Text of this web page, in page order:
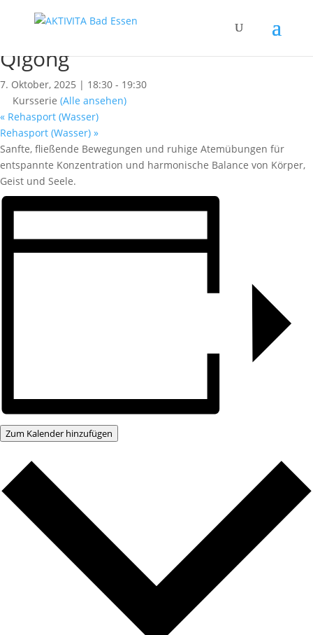
« Alle Kurse
Qigong
7. Oktober, 2025 | 18:30 - 19:30
Kursserie (Alle ansehen)
« Rehasport (Wasser)
Rehasport (Wasser) »
Sanfte, fließende Bewegungen und ruhige Atemübungen für
entspannte Konzentration und harmonische Balance von Körper,
Geist und Seele.
Zum Kalender hinzufügen